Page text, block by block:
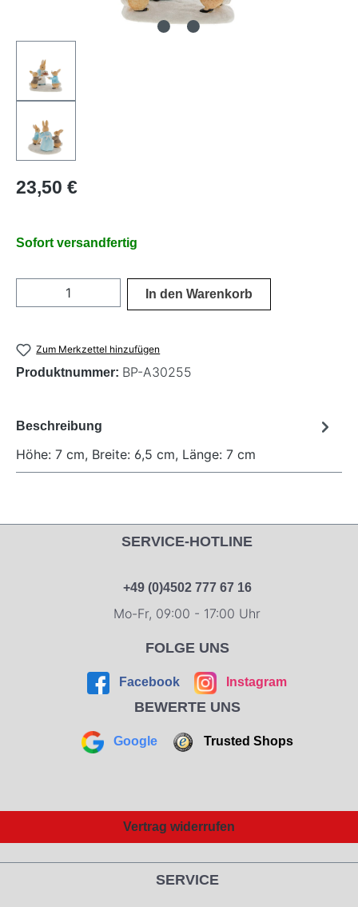
Regulärer Preis:
23,50 €
Sofort versandfertig
Produkt Anzahl: Gib den gewünschten
In den Warenkorb
Zum Merkzettel hinzufügen
Produktnummer: BP-A30255
Beschreibung
Höhe: 7 cm, Breite: 6,5 cm, Länge: 7 cm
SERVICE-HOTLINE
+49 (0)4502 777 67 16
Mo-Fr, 09:00 - 17:00 Uhr
FOLGE UNS
Facebook Instagram
BEWERTE UNS
Google Trusted Shops
Vertrag widerrufen
SERVICE